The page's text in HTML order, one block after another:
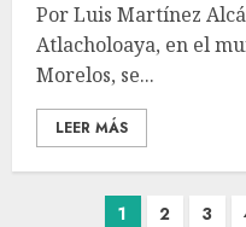
Por Luis Martínez
Atlacholoaya, en el
Morelos, se...
LEER MÁS
1 2 3